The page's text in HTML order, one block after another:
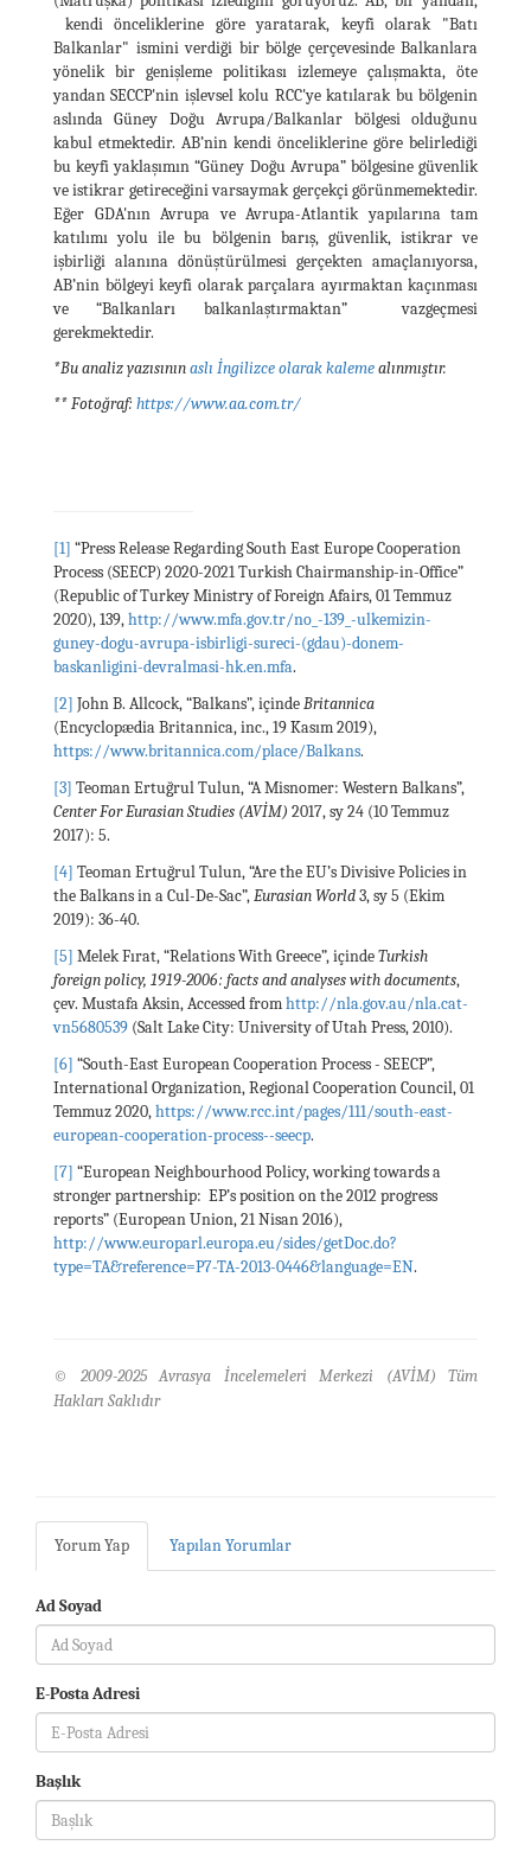
kendi önceliklerine göre yaratarak, keyfi olarak "Batı
Balkanlar" ismini verdiği bir bölge çerçevesinde Balkanlara
yönelik bir genişleme politikası izlemeye çalışmakta, öte
yandan SECCP'nin işlevsel kolu RCC'ye katılarak bu bölgenin
aslında Güney Doğu Avrupa/Balkanlar bölgesi olduğunu
kabul etmektedir. AB’nin kendi önceliklerine göre belirlediği
bu keyfi yaklaşımın “Güney Doğu Avrupa” bölgesine güvenlik
ve istikrar getireceğini varsaymak gerçekçi görünmemektedir.
Eğer GDA'nın Avrupa ve Avrupa-Atlantik yapılarına tam
katılımı yolu ile bu bölgenin barış, güvenlik, istikrar ve
işbirliği alanına dönüştürülmesi gerçekten amaçlanıyorsa,
AB’nin bölgeyi keyfi olarak parçalara ayırmaktan kaçınması
ve “Balkanları balkanlaştırmaktan” vazgeçmesi
gerekmektedir.
*Bu analiz yazısınınaslı İngilizce olarak kalemealınmıştır.
** Fotoğraf: https://www.aa.com.tr/
[1] “Press Release Regarding South East Europe Cooperation
Process (SEECP) 2020-2021 Turkish Chairmanship-in-Office”
(Republic of Turkey Ministry of Foreign Afairs, 01 Temmuz
2020), 139,http://www.mfa.gov.tr/no_-139_-ulkemizin-
guney-dogu-avrupa-isbirligi-sureci-(gdau)-donem-
baskanligini-devralmasi-hk.en.mfa.
[2] John B. Allcock, “Balkans”, içindeBritannica
(Encyclopædia Britannica, inc., 19 Kasım 2019),
https://www.britannica.com/place/Balkans.
[3] Teoman Ertuğrul Tulun, “A Misnomer: Western Balkans”,
Center For Eurasian Studies (AVİM) 2017, sy 24 (10 Temmuz
2017): 5.
[4] Teoman Ertuğrul Tulun, “Are the EU’s Divisive Policies in
the Balkans in a Cul-De-Sac”,Eurasian World3, sy 5 (Ekim
2019): 36-40.
[5] Melek Fırat, “Relations With Greece”, içindeTurkish
foreign policy, 1919-2006 : facts and analyses with documents,
çev. Mustafa Aksin, Accessed fromhttp://nla.gov.au/nla.cat-
vn5680539 (Salt Lake City: University of Utah Press, 2010).
[6] “South-East European Cooperation Process - SEECP”,
International Organization, Regional Cooperation Council, 01
Temmuz 2020,https://www.rcc.int/pages/111/south-east-
european-cooperation-process--seecp.
[7] “European Neighbourhood Policy, working towards a
stronger partnership: EP’s position on the 2012 progress
reports” (European Union, 21 Nisan 2016),
http://www.europarl.europa.eu/sides/getDoc.do?
type=TA&reference=P7-TA-2013-0446&language=EN.
© 2009-2025 Avrasya İncelemeleri Merkezi (AVİM) Tüm
Hakları Saklıdır
Yorum Yap Yapılan Yorumlar
Ad Soyad
E-Posta Adresi
Başlık